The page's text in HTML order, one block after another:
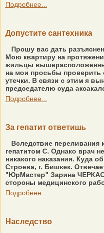
Подробнее...
Допустите сантехника
Прошу вас дать
Мою квартиру на
жильцы
на мои просьбы проверить
утечки. В связи с этим я
председателю суда
Подробнее...
За гепатит ответишь
Вследствие переливания
гепатитом С. Однако врач
никакого наказания. Куда
Строева, г. Бишкек.
"ЮрМастер" Зарина
стороны медицинского
Подробнее...
Наследство